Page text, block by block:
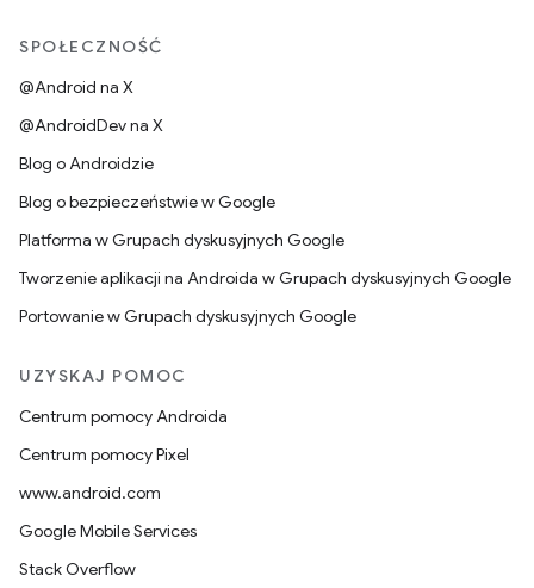
SPOŁECZNOŚĆ
@Android na X
@AndroidDev na X
Blog o Androidzie
Blog o bezpieczeństwie w Google
Platforma w Grupach dyskusyjnych Google
Tworzenie aplikacji na Androida w Grupach dyskusyjnych Google
Portowanie w Grupach dyskusyjnych Google
UZYSKAJ POMOC
Centrum pomocy Androida
Centrum pomocy Pixel
www.android.com
Google Mobile Services
Stack Overflow